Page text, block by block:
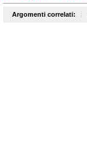
Argomenti correlati: